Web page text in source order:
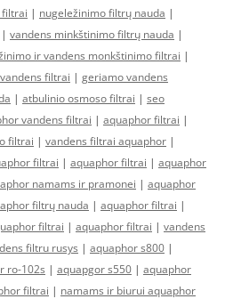
filtrai | nugeležinimo filtrų nauda |
| vandens minkštinimo filtrų nauda |
ir vandens monkštinimo filtrai |
vandens filtrai | geriamo vandens
| atbulinio osmoso filtrai | seo
vandens filtrai | aquaphor filtrai |
filtrai | vandens filtrai aquaphor |
filtrai | aquaphor filtrai | aquaphor
namams ir pramonei | aquaphor
filtrų nauda | aquaphor filtrai |
filtrai | aquaphor filtrai | vandens
filtru rusys | aquaphor s800 |
ro-102s | aquapgor s550 | aquaphor
filtrai | namams ir biurui aquaphor